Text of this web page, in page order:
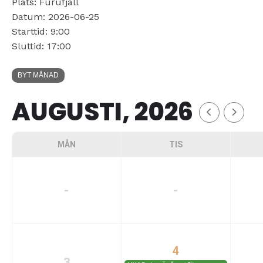
Plats: Furufjäll
Datum: 2026-06-25
Starttid: 9:00
Sluttid: 17:00
BYT MÅNAD
AUGUSTI, 2026
MÅN TIS
- -
4